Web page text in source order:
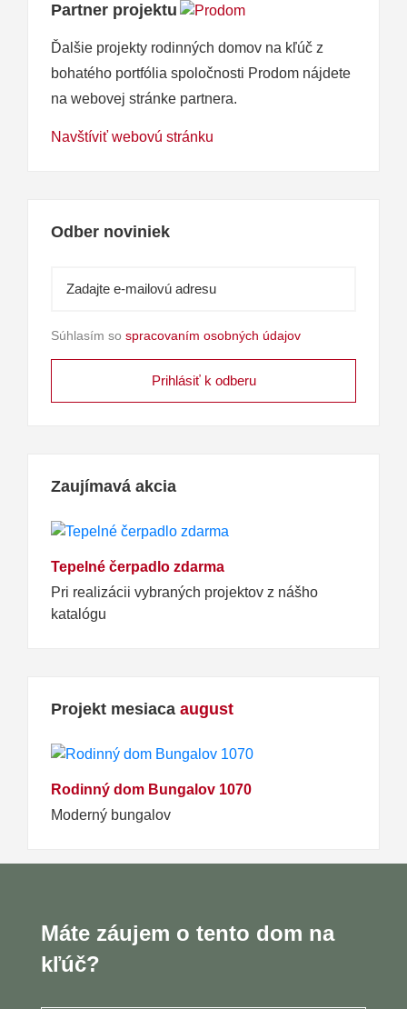
Partner projektu
Ďalšie projekty rodinných domov na kľúč z
bohatého portfólia spoločnosti Prodom nájdete
na webovej stránke partnera.
Navštíviť webovú stránku
Odber noviniek
Súhlasím so spracovaním osobných údajov
Zaujímavá akcia
Tepelné čerpadlo zdarma
Pri realizácii vybraných projektov z nášho
katalógu
Projekt mesiaca august
Rodinný dom Bungalov 1070
Moderný bungalov
Máte záujem o tento dom na
kľúč?